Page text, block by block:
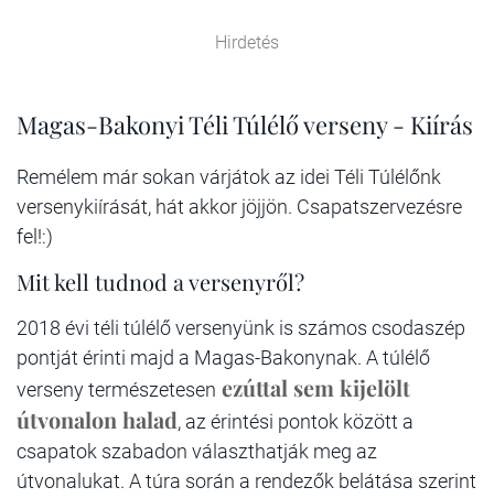
Hirdetés
Magas-Bakonyi Téli Túlélő verseny - Kiírás
Remélem már sokan várjátok az idei Téli Túlélőnk
versenykiírását, hát akkor jöjjön. Csapatszervezésre
fel!:)
Mit kell tudnod a versenyről?
2018 évi téli túlélő versenyünk is számos csodaszép
pontját érinti majd a Magas-Bakonynak. A túlélő
verseny természetesen ezúttal sem kijelölt
útvonalon halad, az érintési pontok között a
csapatok szabadon választhatják meg az
útvonalukat. A túra során a rendezők belátása szerint